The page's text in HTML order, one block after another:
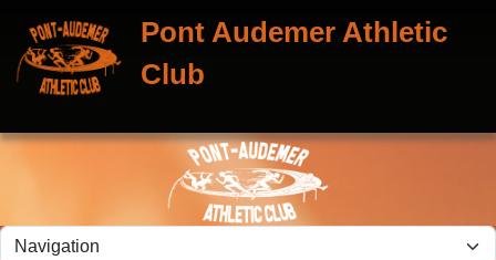
Pont Audemer Athletic
Club